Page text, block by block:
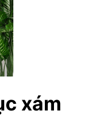
xám